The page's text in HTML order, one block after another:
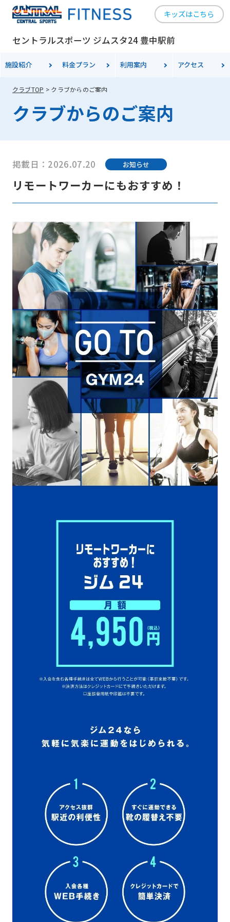
キッズはこちら
セントラルスポーツ ジムスタ24 豊中駅前
施設紹介 料金プラン 利用案内 アクセス
クラブTOP クラブからのご案内
クラブからのご案内
掲載日：2026.07.20 お知らせ
リモートワーカーにもおすすめ！